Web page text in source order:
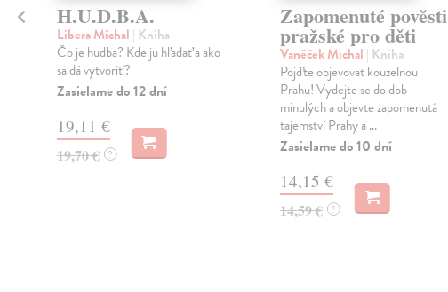
H.U.D.B.A.
Libera Michal | Kniha
Čo je hudba? Kde ju hľadať a ako
sa dá vytvoriť?
Zasielame do 12 dní
19,11 €
19,70 € ?
Zapomenuté pověsti
pražské pro děti
Vaněček Michal | Kniha
Pojďte objevovat kouzelnou
Prahu! Vydejte se do dob
minulých a objevte zapomenutá
tajemství Prahy a ...
Zasielame do 10 dní
14,15 €
14,59 € ?